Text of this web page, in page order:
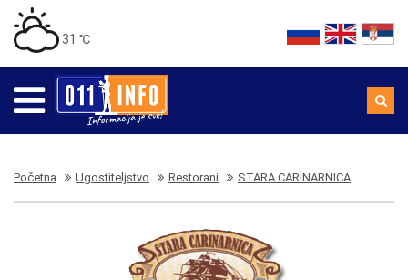
31 ℃
Početna Ugostiteljstvo Restorani STARA CARINARNICA